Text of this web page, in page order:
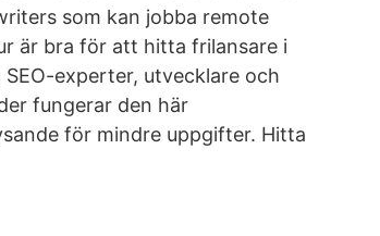
som kan jobba remote
är bra för att hitta frilansare i
experter, utvecklare och
fungerar den här
för mindre uppgifter. Hitta